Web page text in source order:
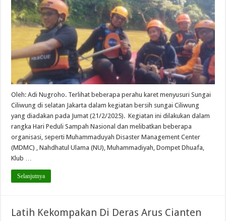
Oleh: Adi Nugroho. Terlihat beberapa perahu karet menyusuri Sungai
Ciliwung di selatan Jakarta dalam kegiatan bersih sungai Ciliwung
yang diadakan pada Jumat (21/2/2025). Kegiatan ini dilakukan dalam
rangka Hari Peduli Sampah Nasional dan melibatkan beberapa
organisasi, seperti Muhammaduyah Disaster Management Center
(MDMC) , Nahdhatul Ulama (NU), Muhammadiyah, Dompet Dhuafa,
Klub …
Selanjutnya
Latih Kekompakan Di Deras Arus Cianten